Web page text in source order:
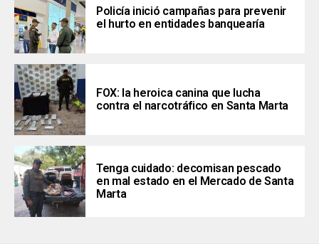
Policía inició campañas para prevenir
el hurto en entidades banquearía
FOX: la heroica canina que lucha
contra el narcotráfico en Santa Marta
Tenga cuidado: decomisan pescado
en mal estado en el Mercado de Santa
Marta